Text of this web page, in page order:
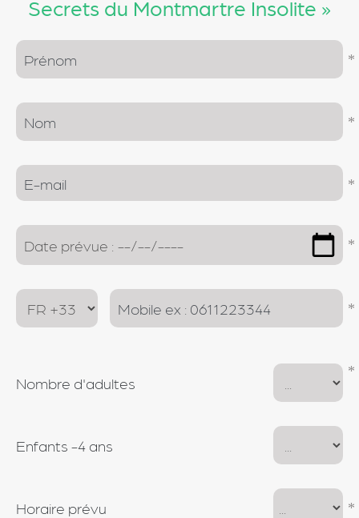
Secrets du Montmartre Insolite »
Nombre d'adultes
Enfants -4 ans
Horaire prévu